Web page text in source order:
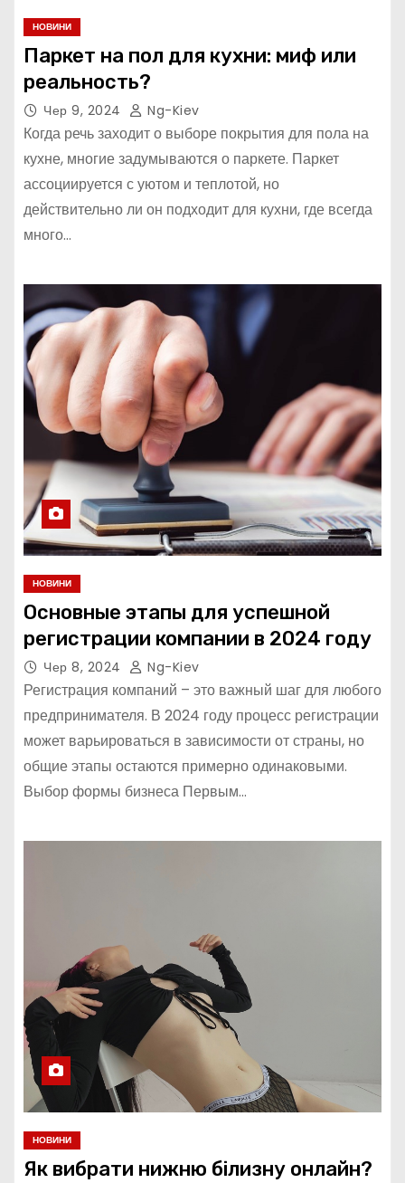
НОВИНИ
Паркет на пол для кухни: миф или
реальность?
Чер 9, 2024 Ng-Kiev
Когда речь заходит о выборе покрытия для пола на
кухне, многие задумываются о паркете. Паркет
ассоциируется с уютом и теплотой, но
действительно ли он подходит для кухни, где всегда
много…
НОВИНИ
Основные этапы для успешной
регистрации компании в 2024 году
Чер 8, 2024 Ng-Kiev
Регистрация компаний – это важный шаг для любого
предпринимателя. В 2024 году процесс регистрации
может варьироваться в зависимости от страны, но
общие этапы остаются примерно одинаковыми.
Выбор формы бизнеса Первым…
НОВИНИ
Як вибрати нижню білизну онлайн?